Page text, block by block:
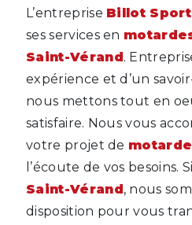
L’entreprise Billot
ses services en
Saint-Vérand .
expérience et d’un
nous mettons tout en
satisfaire. Nous vous
votre projet de
l’écoute de vos besoins.
Saint-Vérand , nous
disposition pour vous